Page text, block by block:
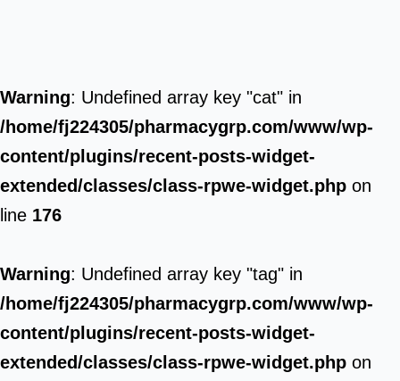
Warning: Undefined array key "cat" in
/home/fj224305/pharmacygrp.com/www/wp-
content/plugins/recent-posts-widget-
extended/classes/class-rpwe-widget.php on
line 176
Warning: Undefined array key "tag" in
/home/fj224305/pharmacygrp.com/www/wp-
content/plugins/recent-posts-widget-
extended/classes/class-rpwe-widget.php on